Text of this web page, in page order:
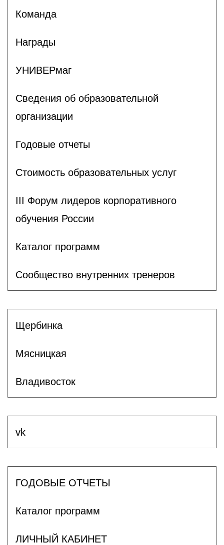
Команда
Награды
УНИВЕРмаг
Сведения об образовательной
организации
Годовые отчеты
Стоимость образовательных услуг
III Форум лидеров корпоративного
обучения России
Каталог программ
Сообщество внутренних тренеров
Щербинка
Мясницкая
Владивосток
vk
ГОДОВЫЕ ОТЧЕТЫ
Каталог программ
ЛИЧНЫЙ КАБИНЕТ